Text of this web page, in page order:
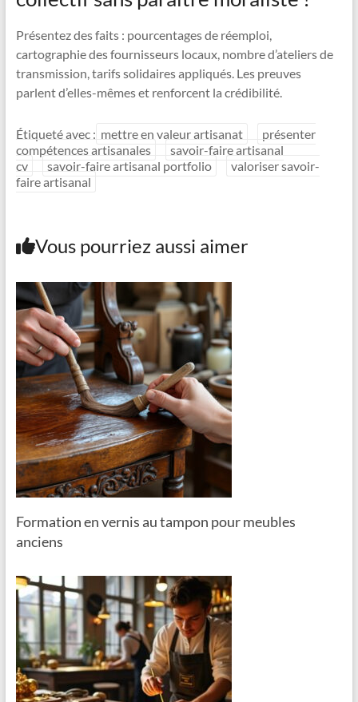
Présentez des faits : pourcentages de réemploi,
cartographie des fournisseurs locaux, nombre d’ateliers de
transmission, tarifs solidaires appliqués. Les preuves
parlent d’elles-mêmes et renforcent la crédibilité.
Étiqueté avec : mettre en valeur artisanat
présenter
compétences artisanales
savoir-faire artisanal
cv
savoir-faire artisanal portfolio
valoriser savoir-
faire artisanal
Vous pourriez aussi aimer
Formation en vernis au tampon pour meubles
anciens